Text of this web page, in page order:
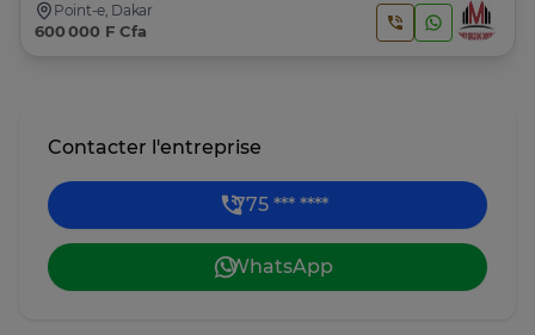
Point-e, Dakar
600 000 F Cfa
Contacter l'entreprise
775 *** ****
WhatsApp